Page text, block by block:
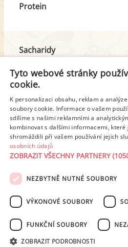
Protein
Sacharidy
z toho cukr
Tuk
z toho nas. mastné kyseliny
Detailní
PODMÍNKY UŽITÍ ZÁSADY OCHRANY
NASTAVENÍ
Tyto webové stránky
cookie.
K personalizaci obsahu, reklam a
soubory cookie. Informace o vašem
sdílíme s našimi reklamními a
kombinovat s dalšími informacemi,
shromáždili při vašem používání jejich
osobních údajů
ZOBRAZIT VŠECHNY PARTNERY
NEZBYTNĚ NUTNÉ SOUBORY
VÝKONOVÉ SOUBORY
FUNKČNÍ SOUBORY
ZOBRAZIT PODROBNOSTI